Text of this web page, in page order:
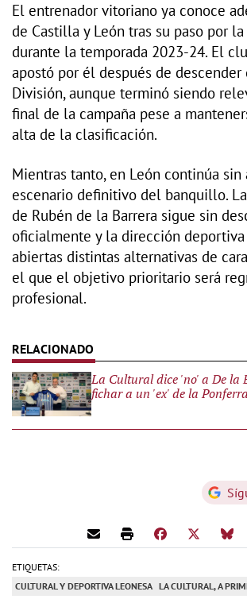
El entrenador vitoriano ya conoce
de Castilla y León tras su paso por
durante la temporada 2023-24. El
apostó por él después de descender
División, aunque terminó siendo
final de la campaña pese a
alta de la clasificación.
Mientras tanto, en León continúa sin
escenario definitivo del banquillo.
de Rubén de la Barrera sigue sin
oficialmente y la dirección
abiertas distintas alternativas de
el que el objetivo prioritario será
profesional.
La Cultural dice 'no' a De la
fichar a un 'ex' de la
ETIQUETAS:
CULTURAL Y DEPORTIVA LEONESA LA CULTURAL, A